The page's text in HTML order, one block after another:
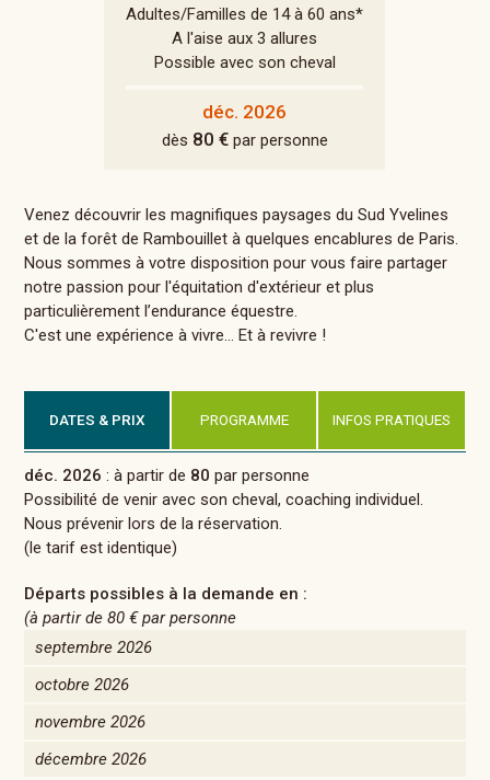
Adultes/Familles de 14 à 60 ans*
A l'aise aux 3 allures
Possible avec son cheval
déc. 2026
dès 80 €par personne
Venez découvrir les magnifiques paysages du Sud Yvelines
et de la forêt de Rambouillet à quelques encablures de Paris.
Nous sommes à votre disposition pour vous faire partager
notre passion pour l'équitation d'extérieur et plus
particulièrement l’endurance équestre.
C'est une expérience à vivre... Et à revivre !
DATES & PRIX PROGRAMME INFOS PRATIQUES
déc. 2026 : à partir de 80 par personne
Possibilité de venir avec son cheval, coaching individuel.
Nous prévenir lors de la réservation.
(le tarif est identique)
Départs possibles à la demande en :
(à partir de80 €par personne
septembre 2026
octobre 2026
novembre 2026
décembre 2026